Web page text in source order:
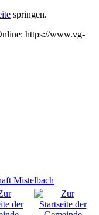
springen.
https://www.vg-